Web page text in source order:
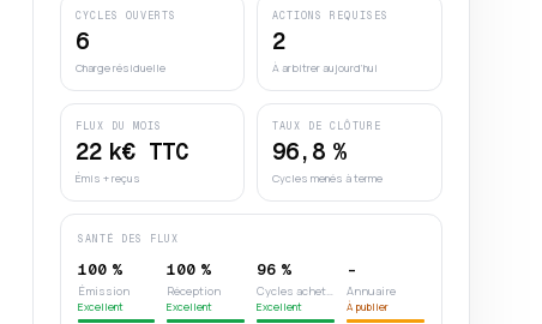
CYCLES OUVERTS
6
Charge résiduelle
ACTIONS REQUISES
2
À arbitrer aujourd’hui
FLUX DU MOIS
22k€ TTC
Émis + reçus
TAUX DE CLÔTURE
96,8 %
Cycles menés à terme
SANTÉ DES FLUX
100 %
Émission
Excellent
100 %
Réception
Excellent
96 %
Cycles acheteurs
Excellent
-
Annuaire
À publier